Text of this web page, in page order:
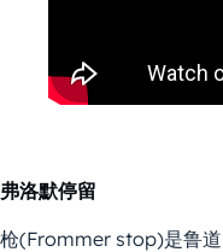
弗洛默停留
枪(Frommer stop)是鲁道